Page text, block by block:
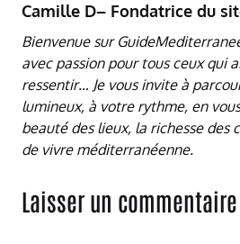
Camille D– Fondatrice du
Bienvenue sur
avec passion pour tous ceux qui
ressentir… Je vous invite à
lumineux, à votre rythme, en
beauté des lieux, la richesse des
de vivre méditerranéenne.
Laisser un commentaire